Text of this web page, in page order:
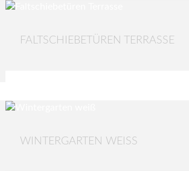
FALTSCHIEBETÜREN TERRASSE
WINTERGARTEN WEISS